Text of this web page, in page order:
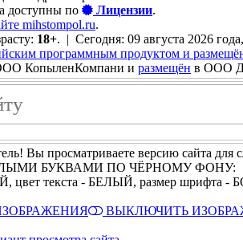
доступны по
Лицензии.
mihstompol.ru.
18+. | Сегодня: 09 августа 2026
программным продуктом и
КопыленКомпани и размещён в ООО
Вы просматриваете версию сайта для
БЕЛЫМИ БУКВАМИ ПО ЧЁРНОМУ ФОНУ:
цвет текста - БЕЛЫЙ, размер шрифта
ВЫКЛЮЧИТЬ